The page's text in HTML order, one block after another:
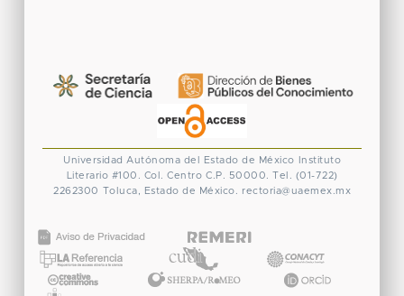
Universidad Autónoma del Estado de México
Instituto
Literario #100. Col. Centro C.P. 50000. Tel. (01-722)
2262300 Toluca, Estado de México. rectoria@uaemex.mx